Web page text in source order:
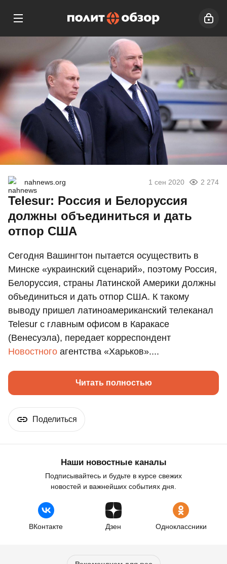
nahnews.org 1 сен 2020 2 274
Telesur: Россия и Белоруссия
должны объединиться и дать
отпор США
Сегодня Вашингтон пытается осуществить в
Минске «украинский сценарий», поэтому Россия,
Белоруссия, страны Латинской Америки должны
объединиться и дать отпор США. К такому
выводу пришел латиноамериканский телеканал
Telesur с главным офисом в Каракасе
(Венесуэла), передает корреспондент
Новостного агентства «Харьков»....
Читать полностью
Поделиться
Наши новостные каналы
Подписывайтесь и будьте в курсе свежих
новостей и важнейших событиях дня.
ВКонтакте Дзен Одноклассники